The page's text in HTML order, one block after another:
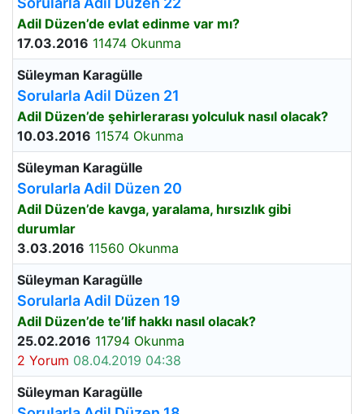
Adil Düzen’de evlat edinme var mı?
17.03.2016 11474 Okunma
Süleyman Karagülle
Sorularla Adil Düzen 21
Adil Düzen’de şehirlerarası yolculuk nasıl olacak?
10.03.2016 11574 Okunma
Süleyman Karagülle
Sorularla Adil Düzen 20
Adil Düzen’de kavga, yaralama, hırsızlık gibi
durumlar
3.03.2016 11560 Okunma
Süleyman Karagülle
Sorularla Adil Düzen 19
Adil Düzen’de te’lif hakkı nasıl olacak?
25.02.2016 11794 Okunma
2 Yorum 08.04.2019 04:38
Süleyman Karagülle